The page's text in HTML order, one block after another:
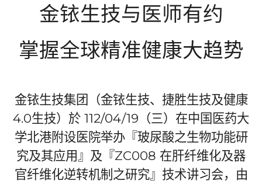
金铱生技与医师有约
掌握全球精准健康大趋势
金铱生技集团（金铱生技、捷胜生技及健康
4.0生技）於 112/04/19 （三）在中国医药大
学北港附设医院举办『玻尿酸之生物功能研
究及其应用』及『ZC008 在肝纤维化及器
官纤维化逆转机制之研究』技术讲习会，由